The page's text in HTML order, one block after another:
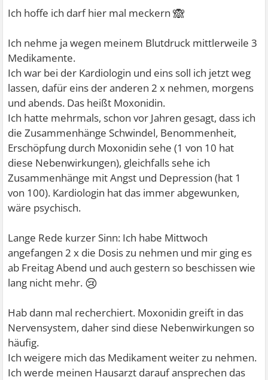
Ich hoffe ich darf hier mal meckern🙈
Ich nehme ja wegen meinem Blutdruck mittlerweile 3
Medikamente.
Ich war bei der Kardiologin und eins soll ich jetzt weg
lassen, dafür eins der anderen 2 x nehmen, morgens
und abends. Das heißt Moxonidin.
Ich hatte mehrmals, schon vor Jahren gesagt, dass ich
die Zusammenhänge Schwindel, Benommenheit,
Erschöpfung durch Moxonidin sehe (1 von 10 hat
diese Nebenwirkungen), gleichfalls sehe ich
Zusammenhänge mit Angst und Depression (hat 1
von 100). Kardiologin hat das immer abgewunken,
wäre psychisch.
Lange Rede kurzer Sinn: Ich habe Mittwoch
angefangen 2 x die Dosis zu nehmen und mir ging es
ab Freitag Abend und auch gestern so beschissen wie
lang nicht mehr. 😢
Hab dann mal recherchiert. Moxonidin greift in das
Nervensystem, daher sind diese Nebenwirkungen so
häufig.
Ich weigere mich das Medikament weiter zu nehmen.
Ich werde meinen Hausarzt darauf ansprechen das